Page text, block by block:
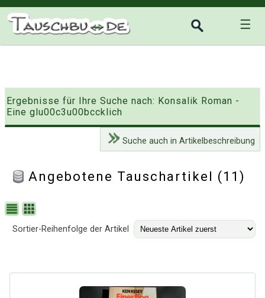
☰
Ergebnisse für Ihre Suche nach: Konsalik Roman -
Eine glu00c3u00bccklich
Suche auch in Artikelbeschreibung
Angebotene Tauschartikel (11)
Sortier-Reihenfolge der Artikel